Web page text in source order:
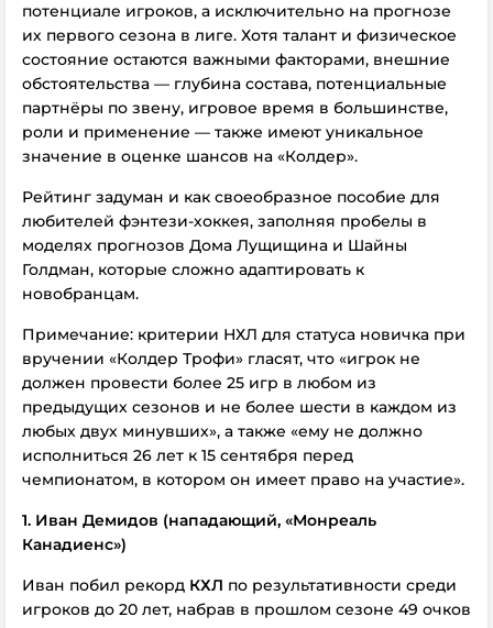
потенциале игроков, а исключительно на прогнозе
их первого сезона в лиге. Хотя талант и физическое
состояние остаются важными факторами, внешние
обстоятельства — глубина состава, потенциальные
партнёры по звену, игровое время в большинстве,
роли и применение — также имеют уникальное
значение в оценке шансов на «Колдер».
Рейтинг задуман и как своеобразное пособие для
любителей фэнтези-хоккея, заполняя пробелы в
моделях прогнозов Дома Лущищина и Шайны
Голдман, которые сложно адаптировать к
новобранцам.
Примечание: критерии НХЛ для статуса новичка при
вручении «Колдер Трофи» гласят, что «игрок не
должен провести более 25 игр в любом из
предыдущих сезонов и не более шести в каждом из
любых двух минувших», а также «ему не должно
исполниться 26 лет к 15 сентября перед
чемпионатом, в котором он имеет право на участие».
1. Иван Демидов (нападающий, «Монреаль
Канадиенс»)
Иван побил рекорд КХЛ по результативности среди
игроков до 20 лет, набрав в прошлом сезоне 49 очков